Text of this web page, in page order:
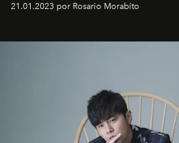
21.01.2023 por Rosario Morabito